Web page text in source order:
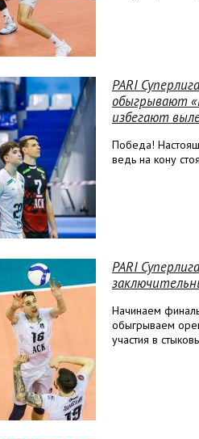
PARI
обыгрывают
избегают
Победа!
ведь на кону
PARI
Начинаем
обыгрываем
участия в